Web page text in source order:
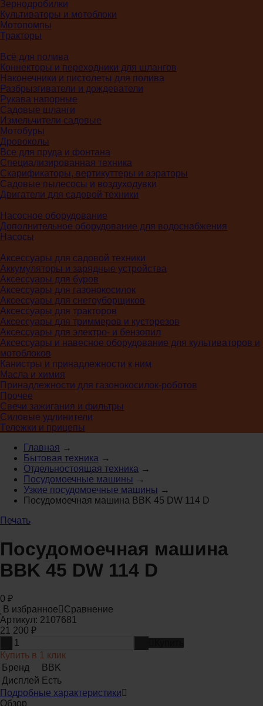
Зернодробилки
Культиваторы и мотоблоки
Мотопомпы
Тракторы
Всё для полива
Коннекторы и переходники для шлангов
Наконечники и пистолеты для полива
Разбрызгиватели и дождеватели
Рукава напорные
Садовые шланги
Измельчители садовые
Мотобуры
Дровоколы
Все для пруда и фонтана
Специализированная техника
Скарификаторы, вертикуттеры и аэраторы
Садовые пылесосы и воздуходувки
Двигатели для садовой техники
Насосное оборудование
Дополнительное оборудование для водоснабжения
Насосы
Аксессуары для садовой техники
Аккумуляторы и зарядные устройства
Аксессуары для буров
Аксессуары для газонокосилок
Аксессуары для снегоуборщиков
Аксессуары для тракторов
Аксессуары для триммеров и кусторезов
Аксессуары для электро- и бензопил
Аксессуары и навесное оборудование для культиваторов и
мотоблоков
Канистры и принадлежности к ним
Масла и химия
Принадлежности для газонокосилок-роботов
Прочее
Свечи зажигания и фильтры
Силовые удлинители
Тележки и прицепы
Главная →
Бытовая техника →
Отдельностоящая техника →
Посудомоечные машины →
Узкие посудомоечные машины →
Посудомоечная машина BBK 45 DW 114 D
Печать
Посудомоечная машина
BBK 45 DW 114 D
0 ₽
В избранное
Сравнение
Артикул: 2107681
21 200 ₽
Купить в 1 клик
Бренд
BBK
Дисплей Есть
Подробные характеристики
Обзор